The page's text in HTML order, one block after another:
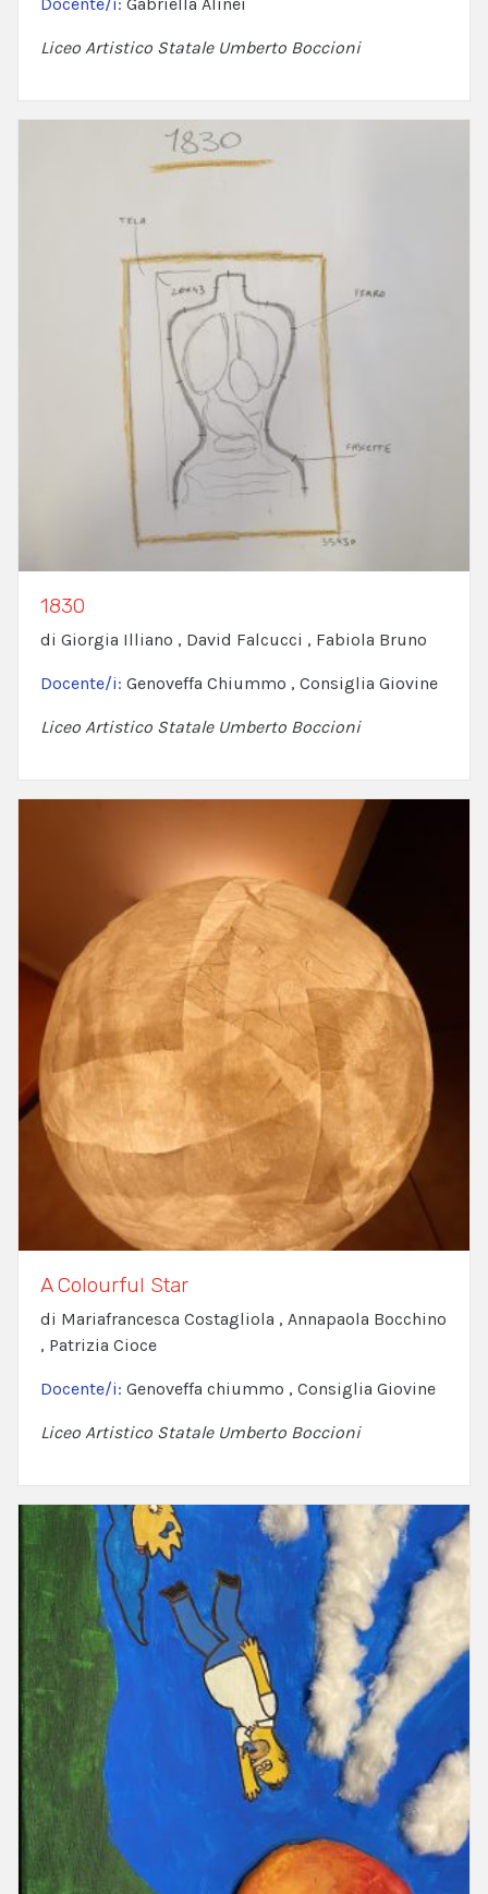
Liceo Artistico Statale Umberto Boccioni
1830
di Giorgia Illiano , David Falcucci , Fabiola Bruno
Docente/i: Genoveffa Chiummo , Consiglia Giovine
Liceo Artistico Statale Umberto Boccioni
A Colourful Star
di Mariafrancesca Costagliola , Annapaola Bocchino
, Patrizia Cioce
Docente/i: Genoveffa chiummo , Consiglia Giovine
Liceo Artistico Statale Umberto Boccioni